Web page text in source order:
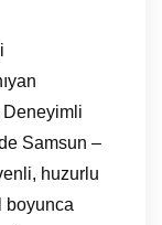
Deneyimli
Samsun –
huzurlu
boyunca